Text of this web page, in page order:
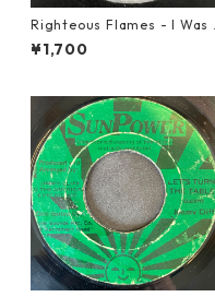
Righteous Flames - I Was B
orn To Be Loved【7-21191】
¥1,700